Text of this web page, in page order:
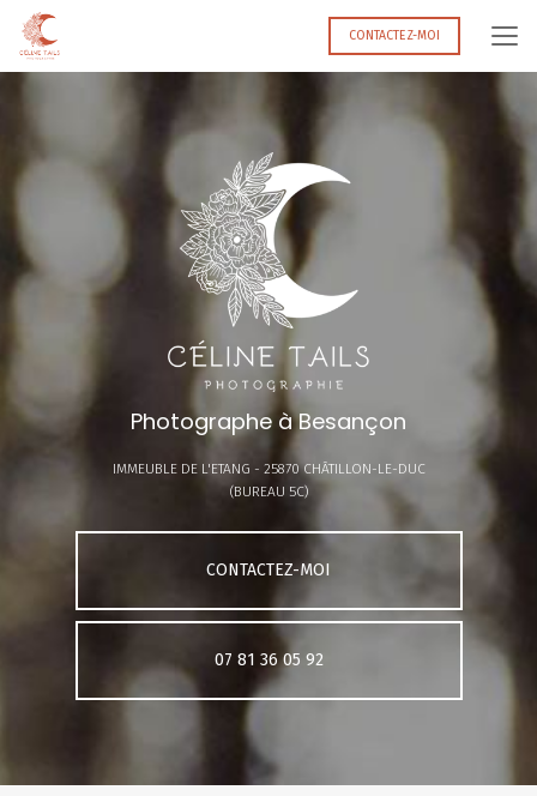
Aller
contenu
CONTACTEZ-MOI
Photographe à Besançon
IMMEUBLE DE L'ETANG - 25870 CHÂTILLON-LE-DUC
(BUREAU 5C)
CONTACTEZ-MOI
07 81 36 05 92